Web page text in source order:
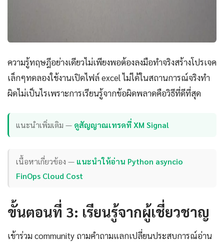
ความรู้ทฤษฎีอย่างเดียวไม่เพียงพอต้องลงมือทำจริงสร้างโปรเจค
เล็กๆทดลองใช้งานเปิดไฟล์ excel ไม่ได้ในสถานการณ์จริงทำ
ผิดไม่เป็นไรเพราะการเรียนรู้จากข้อผิดพลาดคือวิธีที่ดีที่สุด
แนะนำเพิ่มเติม — ดูสัญญาณเทรดที่ XM Signal
เนื้อหาเกี่ยวข้อง — แนะนำให้อ่าน Python asyncio
FinOps Cloud Cost
ขั้นตอนที่ 3: เรียนรู้จากผู้เชี่ยวชาญ
เข้าร่วม community ถามคำถามแลกเปลี่ยนประสบการณ์อ่าน